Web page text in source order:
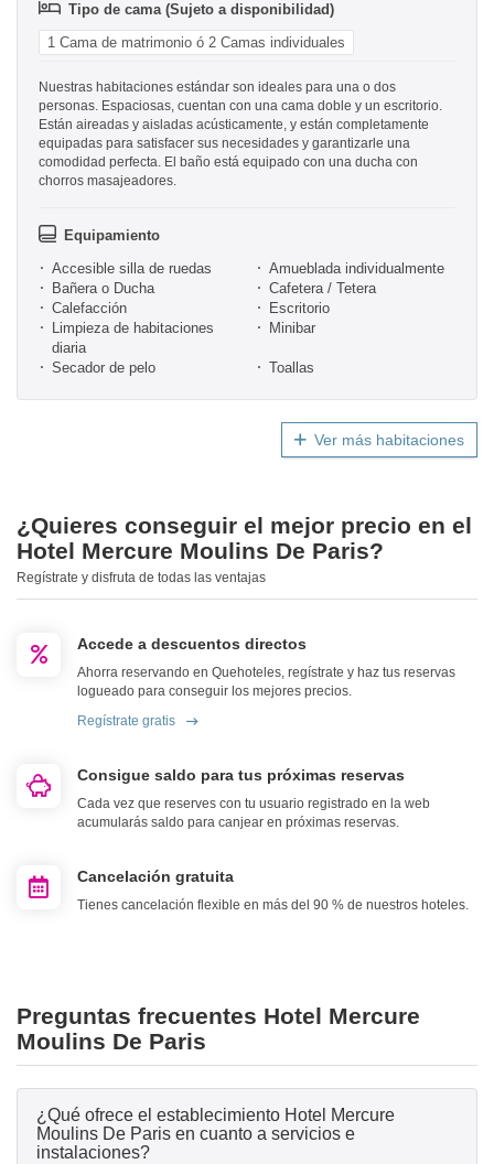
Tipo de cama (Sujeto a disponibilidad)
1 Cama de matrimonio ó 2 Camas individuales
Nuestras habitaciones estándar son ideales para una o dos
personas. Espaciosas, cuentan con una cama doble y un escritorio.
Están aireadas y aisladas acústicamente, y están completamente
equipadas para satisfacer sus necesidades y garantizarle una
comodidad perfecta. El baño está equipado con una ducha con
chorros masajeadores.
Equipamiento
Accesible silla de ruedas
Amueblada individualmente
Bañera o Ducha
Cafetera / Tetera
Calefacción
Escritorio
Limpieza de habitaciones
diaria
Minibar
Secador de pelo Toallas
Ver más habitaciones
¿Quieres conseguir el mejor precio en el
Hotel Mercure Moulins De Paris?
Regístrate y disfruta de todas las ventajas
Accede a descuentos directos
Ahorra reservando en Quehoteles, regístrate y haz tus reservas
logueado para conseguir los mejores precios.
Regístrate gratis
Consigue saldo para tus próximas reservas
Cada vez que reserves con tu usuario registrado en la web
acumularás saldo para canjear en próximas reservas.
Cancelación gratuita
Tienes cancelación flexible en más del 90 % de nuestros hoteles.
Preguntas frecuentes Hotel Mercure
Moulins De Paris
¿Qué ofrece el establecimiento Hotel Mercure
Moulins De Paris en cuanto a servicios e
instalaciones?